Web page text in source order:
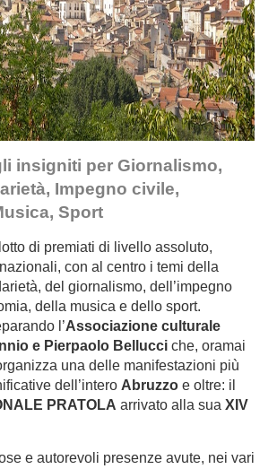
insigniti per Giornalismo,
Impegno civile,
Sport
di premiati di livello assoluto,
con al centro i temi della
del giornalismo, dell’impegno
della musica e dello sport.
l’Associazione culturale
e Pierpaolo Bellucci che, oramai
una delle manifestazioni più
dell’intero Abruzzo e oltre: il
PRATOLA arrivato alla sua XIV
e autorevoli presenze avute, nei vari